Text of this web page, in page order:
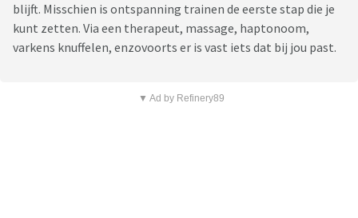
blijft. Misschien is ontspanning trainen de eerste stap die je
kunt zetten. Via een therapeut, massage, haptonoom,
varkens knuffelen, enzovoorts er is vast iets dat bij jou past.
▼ Ad by Refinery89